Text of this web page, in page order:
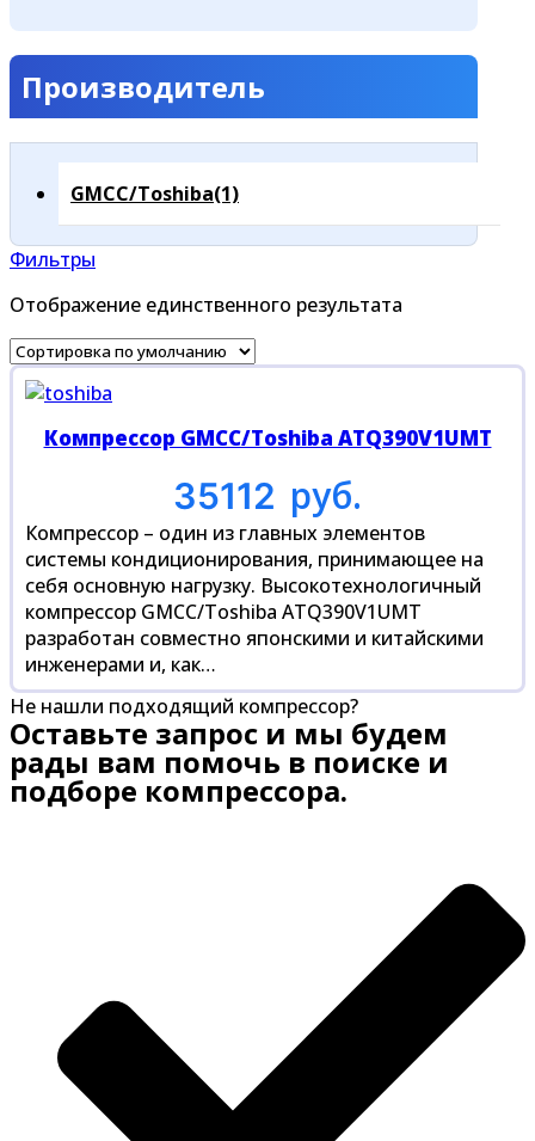
Производитель
GMCC/Toshiba(1)
Фильтры
Отображение единственного результата
Компрессор GMCC/Toshiba ATQ390V1UMT
35112 руб.
Компрессор – один из главных элементов
системы кондиционирования, принимающее на
себя основную нагрузку. Высокотехнологичный
компрессор GMCC/Toshiba ATQ390V1UMT
разработан совместно японскими и китайскими
инженерами и, как…
Не нашли подходящий компрессор?
Оставьте запрос и мы будем
рады вам помочь в поиске и
подборе компрессора.